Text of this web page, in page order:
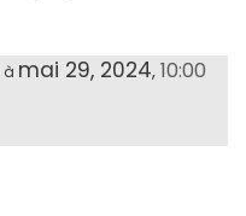
à mai 29, 2024, 10:00